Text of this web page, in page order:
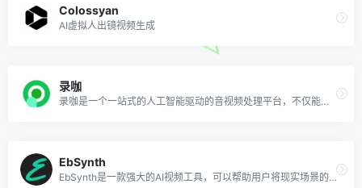
Colossyan
AI虚拟人出镜视频生成
录咖
录咖是一个一站式的人工智能驱动的音视频处理平台，不仅能自动生成视频字幕还能将内容翻译成99种语言，还支持AI音频/视频内容总结、AI语音转文字，AI文字转语音、AI提取音频、AI视频翻译、录屏、剪辑、转GIF/音频等超多实用功能。
EbSynth
EbSynth是一款强大的AI视频工具，可以帮助用户将现实场景的视频转化为丰富多彩的油画风格动画视频，目前该工具在免费Beta测试中，支持Windows和Mac平台。